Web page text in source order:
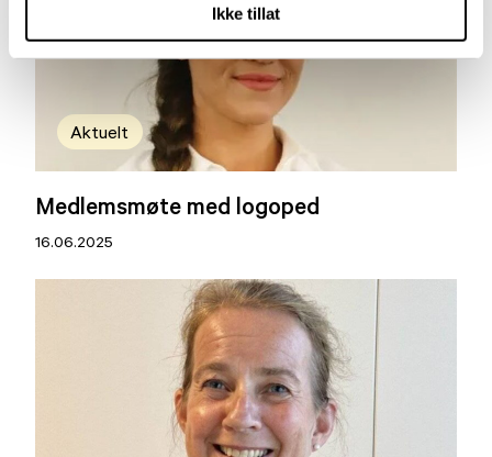
Ikke tillat
Aktuelt
Medlemsmøte med logoped
16.06.2025